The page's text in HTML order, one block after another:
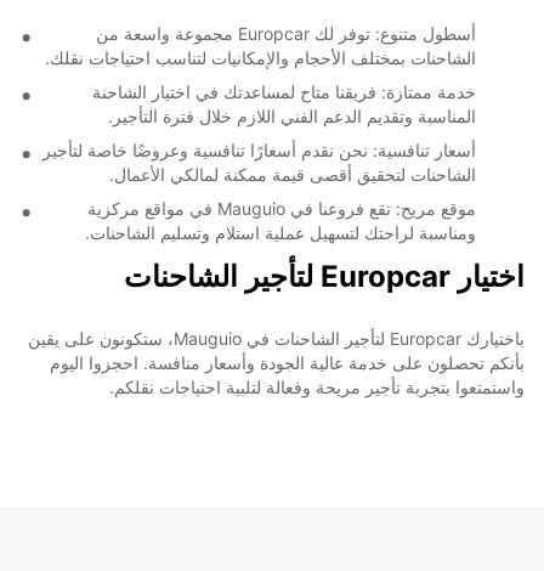
أسطول متنوع: توفر لك Europcar مجموعة واسعة من
الشاحنات بمختلف الأحجام والإمكانيات لتناسب احتياجات نقلك.
خدمة ممتازة: فريقنا متاح لمساعدتك في اختيار الشاحنة
المناسبة وتقديم الدعم الفني اللازم خلال فترة التأجير.
أسعار تنافسية: نحن نقدم أسعارًا تنافسية وعروضًا خاصة لتأجير
الشاحنات لتحقيق أقصى قيمة ممكنة لمالكي الأعمال.
موقع مريح: تقع فروعنا في Mauguio في مواقع مركزية
ومناسبة لراحتك لتسهيل عملية استلام وتسليم الشاحنات.
اختيار Europcar لتأجير الشاحنات
باختيارك Europcar لتأجير الشاحنات في Mauguio، ستكونون على يقين
بأنكم تحصلون على خدمة عالية الجودة وأسعار منافسة. احجزوا اليوم
واستمتعوا بتجربة تأجير مريحة وفعالة لتلبية احتياجات نقلكم.